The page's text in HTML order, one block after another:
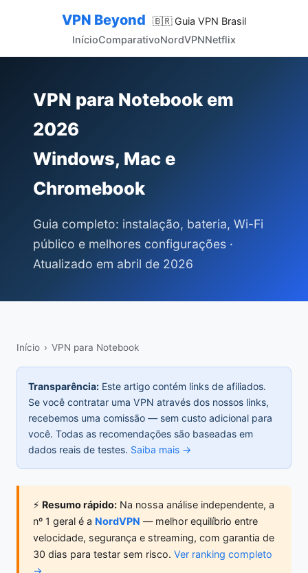
VPN Beyond
🇧🇷 Guia VPN Brasil
InícioComparativoNordVPNNetflix
VPN para Notebook em
2026
Windows, Mac e
Chromebook
Guia completo: instalação, bateria, Wi-Fi
público e melhores configurações ·
Atualizado em abril de 2026
Início › VPN para Notebook
Transparência: Este artigo contém links de afiliados.
Se você contratar uma VPN através dos nossos links,
recebemos uma comissão — sem custo adicional para
você. Todas as recomendações são baseadas em
dados reais de testes. Saiba mais →
⚡ Resumo rápido: Na nossa análise independente, a
nº 1 geral é a NordVPN — melhor equilíbrio entre
velocidade, segurança e streaming, com garantia de
30 dias para testar sem risco. Ver ranking completo
→